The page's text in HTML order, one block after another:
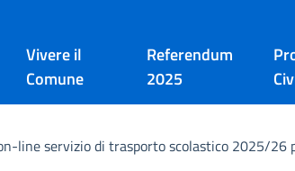
Vivere il
Comune
Referendum
2025
line servizio di trasporto scolastico 2025/26